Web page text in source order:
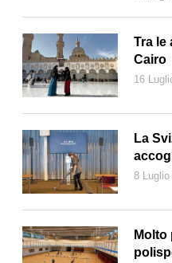
Amina vestita di rosa (Angelo
Tra le
Cairo
16
La
8 Luglio
Molto